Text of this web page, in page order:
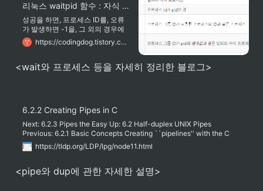
시 새 파일 서술자, 오류시 -1을 반
환합니다.
리눅스 waitpid 함수 : 자식 프로세스를 기다린다.
성공을 하면, 프로세스 ID를, 오류
가 발생하면 -1을, 그 외의 경우에
는 0을 리턴합니다. 그런데, 이 함
수가 wait와 다른 점은, 특정한 자
는 것입니다. 일단 위의 두 옵션만
WCONTINUED, WUNTRACED 등
이 있어요.
https://codingdog.tistory.com/entry/%EB%A6%AC%EB%88%85%EC%8A%A4-waitpid-%ED%95%A8%EC%88%98-%EC%9E%90%EC%8B%9D-%ED%94%84%EB%A1%9C%EC%84%B8%EC%8A%A4%EB%A5%BC-%EA%B8%B0%EB%8B%A4%EB%A6%B0%EB%8B%A4?category=1058611
<wait와 프로세스 등을 자세히 정리한 블로그>
6.2.2 Creating Pipes in C
Next: 6.2.3 Pipes the Easy Up: 6.2 Half-duplex UNIX Pipes
Previous: 6.2.1 Basic Concepts Creating ``pipelines'' with the C
programming language can be a bit more involved than our simple
shell example. To create a simple pipe with C, we make use of the
https://tldp.org/LDP/lpg/node11.html
<pipe와 dup에 관한 자세한 설명>